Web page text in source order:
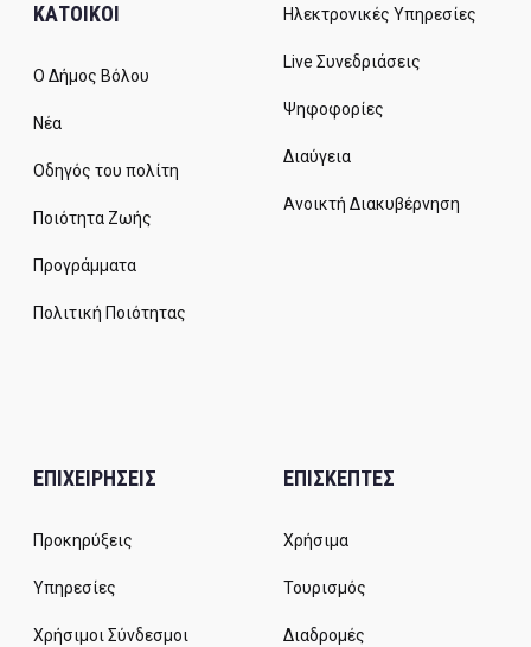
ΚΑΤΟΙΚΟΙ
Ο Δήμος Βόλου
Νέα
Οδηγός του πολίτη
Ποιότητα Ζωής
Προγράμματα
Πολιτική Ποιότητας
Ηλεκτρονικές Υπηρεσίες
Live Συνεδριάσεις
Ψηφοφορίες
Διαύγεια
Ανοικτή Διακυβέρνηση
ΕΠΙΧΕΙΡΗΣΕΙΣ
Προκηρύξεις
Υπηρεσίες
Χρήσιμοι Σύνδεσμοι
ΕΠΙΣΚΕΠΤΕΣ
Χρήσιμα
Τουρισμός
Διαδρομές